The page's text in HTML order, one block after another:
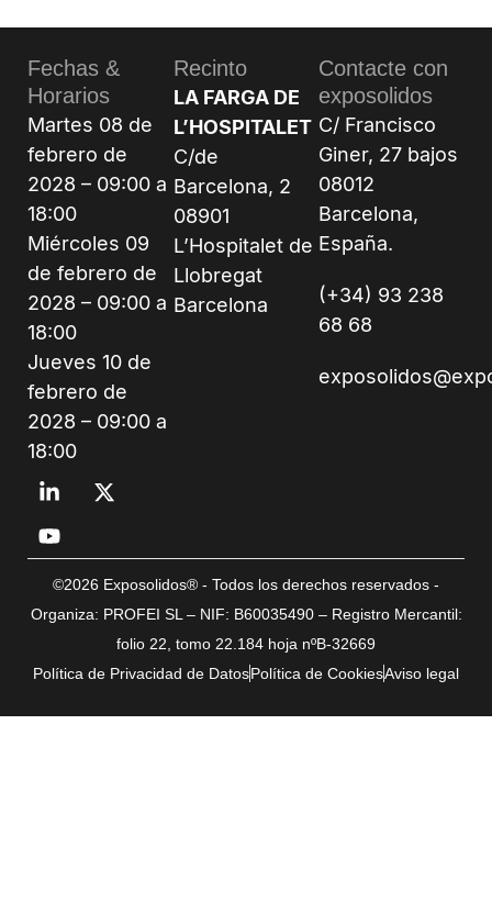
Fechas &
Horarios
Martes 08 de
febrero de
2028 – 09:00 a
18:00
Miércoles 09
de febrero de
2028 – 09:00 a
18:00
Jueves 10 de
febrero de
2028 – 09:00 a
18:00
Recinto
LA FARGA DE
L’HOSPITALET
C/de
Barcelona, 2
08901
L’Hospitalet de
Llobregat
Barcelona
Contacte con
exposolidos
C/ Francisco
Giner, 27 bajos
08012
Barcelona,
España.
(+34) 93 238
68 68
©2026 Exposolidos® - Todos los derechos reservados -
Organiza: PROFEI SL – NIF: B60035490 – Registro Mercantil:
folio 22, tomo 22.184 hoja nºB-32669
Política de Privacidad de DatosPolítica de CookiesAviso legal